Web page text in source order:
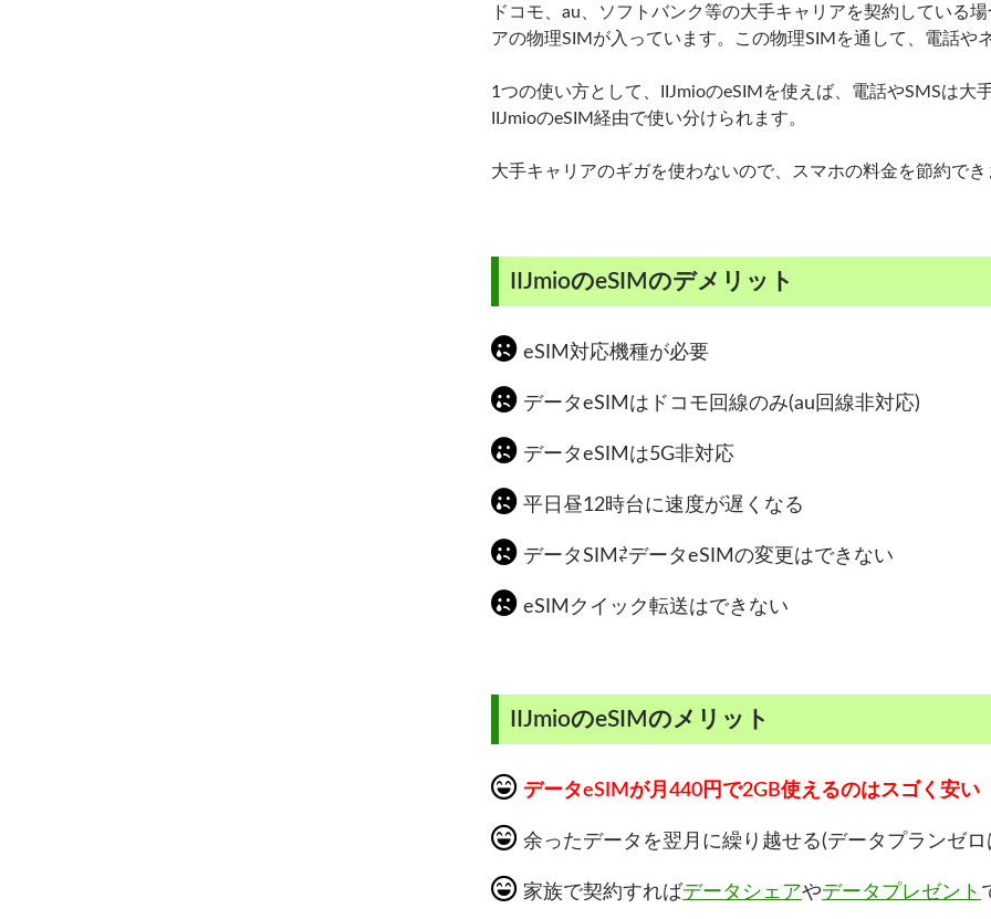
ドコモ、au、ソフトバンク等の大手キャリアを契約している
アの物理SIMが入っています。この物理SIMを通して、電話や
1つの使い方として、IIJmioのeSIMを使えば、電話やSMSは大
IIJmioのeSIM経由で使い分けられます。
大手キャリアのギガを使わないので、スマホの料金を節約でき
IIJmioのeSIMのデメリット
eSIM対応機種が必要
データeSIMはドコモ回線のみ(au回線非対応)
データeSIMは5G非対応
平日昼12時台に速度が遅くなる
データSIM⇄データeSIMの変更はできない
eSIMクイック転送はできない
IIJmioのeSIMのメリット
データeSIMが月440円で2GB使えるのはスゴく安い
余ったデータを翌月に繰り越せる(データプランゼ
家族で契約すればデータシェアやデータプレゼント